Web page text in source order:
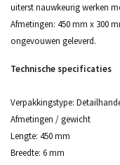
uiterst nauwkeurig werken
Afmetingen: 450 mm x 300
ongevouwen geleverd.
Technische specificaties
Verpakkingstype:
Afmetingen / gewicht
Lengte: 450 mm
Breedte: 6 mm